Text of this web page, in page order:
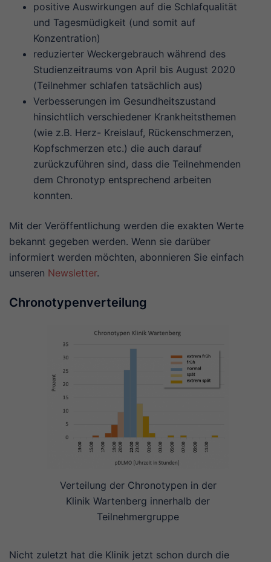
positive Auswirkungen auf die Schlafqualität
und Tagesmüdigkeit (und somit auf
Konzentration)
reduzierter Weckergebrauch während des
Studienzeitraums von April bis August 2020
(Teilnehmer schlafen tatsächlich aus)
Verbesserungen im Gesundheitszustand
hinsichtlich verschiedener Krankheitsthemen
(wie z.B. Herz- Kreislauf, Rückenschmerzen,
Kopfschmerzen etc.) die auch darauf
zurückzuführen sind, dass die Teilnehmenden
dem Chronotyp entsprechend arbeiten
konnten.
Mit der Veröffentlichung werden die exakten Werte
bekannt gegeben werden. Wenn sie darüber
informiert werden möchten, abonnieren Sie einfach
unseren Newsletter.
Chronotypenverteilung
Verteilung der Chronotypen in der
Klinik Wartenberg innerhalb der
Teilnehmergruppe
Nicht zuletzt hat die Klinik jetzt schon durch die